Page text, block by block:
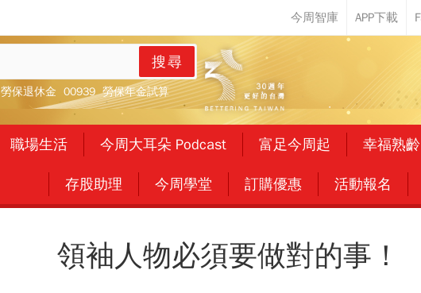
搜尋
勞保退休金 00939 勞保年金試算
職場生活 今周大耳朵 Podcast 富足今周起 幸福熟齡
存股助理 今周學堂 訂購優惠 活動報名
領袖人物必須要做對的事！